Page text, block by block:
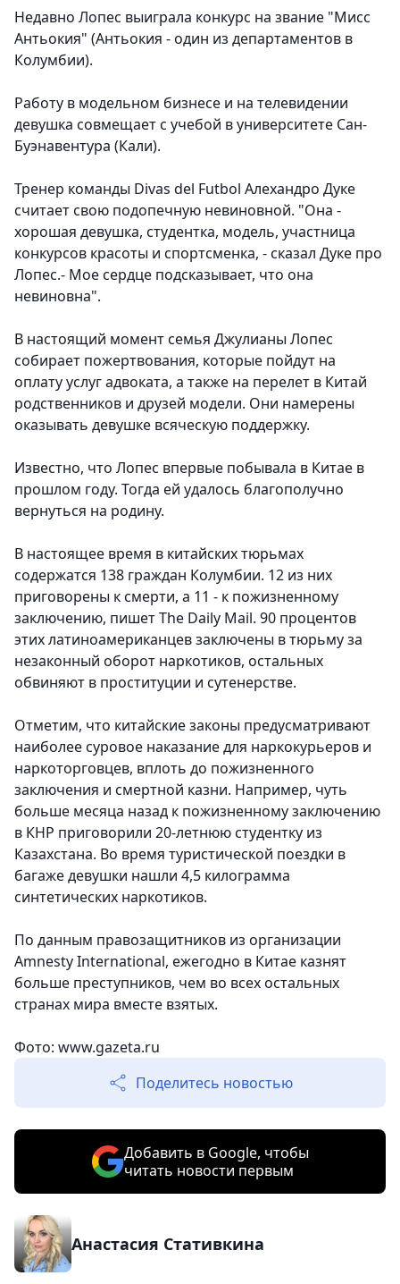
Недавно Лопес выиграла конкурс на звание "Мисс
Антьокия" (Антьокия - один из департаментов в
Колумбии).
Работу в модельном бизнесе и на телевидении
девушка совмещает с учебой в университете Сан-
Буэнавентура (Кали).
Тренер команды Divas del Futbol Алехандро Дуке
считает свою подопечную невиновной. "Она -
хорошая девушка, студентка, модель, участница
конкурсов красоты и спортсменка, - сказал Дуке про
Лопес.- Мое сердце подсказывает, что она
невиновна".
В настоящий момент семья Джулианы Лопес
собирает пожертвования, которые пойдут на
оплату услуг адвоката, а также на перелет в Китай
родственников и друзей модели. Они намерены
оказывать девушке всяческую поддержку.
Известно, что Лопес впервые побывала в Китае в
прошлом году. Тогда ей удалось благополучно
вернуться на родину.
В настоящее время в китайских тюрьмах
содержатся 138 граждан Колумбии. 12 из них
приговорены к смерти, а 11 - к пожизненному
заключению, пишет The Daily Mail. 90 процентов
этих латиноамериканцев заключены в тюрьму за
незаконный оборот наркотиков, остальных
обвиняют в проституции и сутенерстве.
Отметим, что китайские законы предусматривают
наиболее суровое наказание для наркокурьеров и
наркоторговцев, вплоть до пожизненного
заключения и смертной казни. Например, чуть
больше месяца назад к пожизненному заключению
в КНР приговорили 20-летнюю студентку из
Казахстана. Во время туристической поездки в
багаже девушки нашли 4,5 килограмма
синтетических наркотиков.
По данным правозащитников из организации
Amnesty International, ежегодно в Китае казнят
больше преступников, чем во всех остальных
странах мира вместе взятых.
Фото: www.gazeta.ru
Поделитесь новостью
Добавить в Google, чтобы
читать новости первым
Анастасия Стативкина